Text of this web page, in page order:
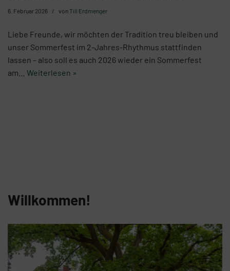
6. Februar 2026 vonTill Erdmenger
Liebe Freunde, wir möchten der Tradition treu bleiben und
unser Sommerfest im 2-Jahres-Rhythmus stattfinden
lassen – also soll es auch 2026 wieder ein Sommerfest
am… Weiterlesen »
Willkommen!